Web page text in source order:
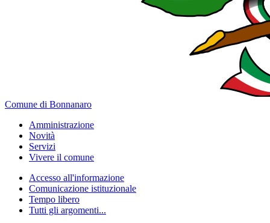
Comune di Bonnanaro
Amministrazione
Novità
Servizi
Vivere il comune
Accesso all'informazione
Comunicazione istituzionale
Tempo libero
Tutti gli argomenti...